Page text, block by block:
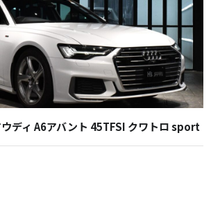
ィ A6アバント 45TFSI クワトロ sport